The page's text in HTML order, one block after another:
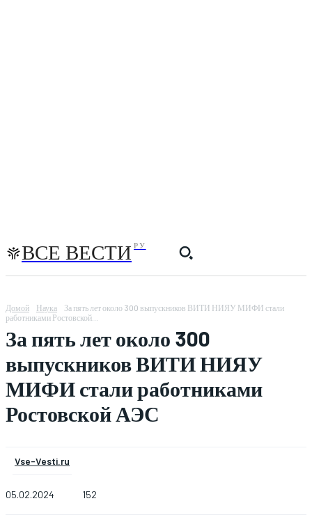
ВСЕ ВЕСТИ РУ
Домой Наука
За пять лет около 300 выпускников ВИТИ НИЯУ МИФИ стали
работниками Ростовской...
За пять лет около 300
выпускников ВИТИ НИЯУ
МИФИ стали работниками
Ростовской АЭС
Vse-Vesti.ru
05.02.2024 152